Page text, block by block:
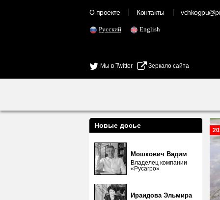
О проекте Контакты
Русский English
Мы в Twitter Зеркало сайта
Новые досье
Мошкович Вадим
Владелец компании
«Русагро»
Ираидова Эльмира